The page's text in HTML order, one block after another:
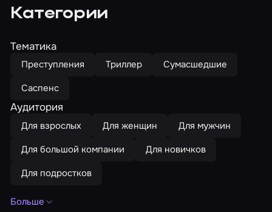
Категории
Тематика
Преступления Триллер
Сумасшедшие
Саспенс
Аудитория
Для взрослых Для женщин
Для мужчин
Для большой компании
Для новичков
Для подростков
Праздники и события
Больше